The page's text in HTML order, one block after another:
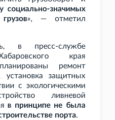
социально-значимых
», — отметил
в пресс-службе
края
ремонт
установка защитных
с экологическими
ливневой
в принципе не была
порта.